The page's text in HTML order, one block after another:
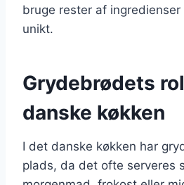
bruge rester af
unikt.
Grydebrødets
danske køkken
I det danske køkken har
plads, da det ofte serveres